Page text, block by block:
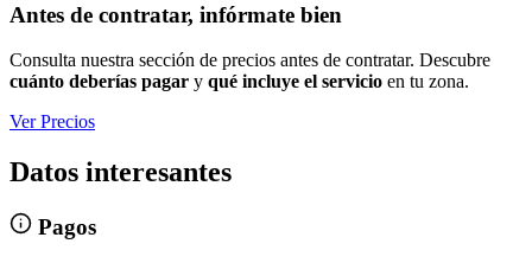
Antes de contratar, infórmate bien
Consulta nuestra sección de precios antes de contratar. Descubre
cuánto deberías pagar y qué incluye el servicio en tu zona.
Ver Precios
Datos interesantes
Pagos